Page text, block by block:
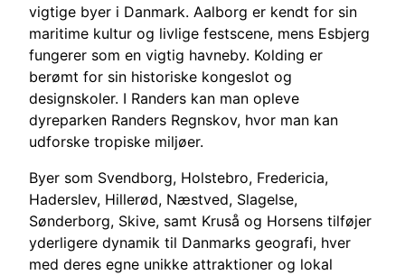
vigtige byer i Danmark. Aalborg er kendt for sin
maritime kultur og livlige festscene, mens Esbjerg
fungerer som en vigtig havneby. Kolding er
berømt for sin historiske kongeslot og
designskoler. I Randers kan man opleve
dyreparken Randers Regnskov, hvor man kan
udforske tropiske miljøer.
Byer som Svendborg, Holstebro, Fredericia,
Haderslev, Hillerød, Næstved, Slagelse,
Sønderborg, Skive, samt Kruså og Horsens tilføjer
yderligere dynamik til Danmarks geografi, hver
med deres egne unikke attraktioner og lokal